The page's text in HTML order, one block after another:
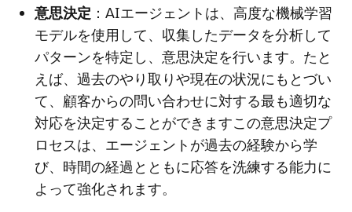
意思決定 ：AIエージェントは、高度な機械学習
モデルを使用して、収集したデータを分析して
パターンを特定し、意思決定を行います。たと
えば、過去のやり取りや現在の状況にもとづい
て、顧客からの問い合わせに対する最も適切な
対応を決定することができますこの意思決定プ
ロセスは、エージェントが過去の経験から学
び、時間の経過とともに応答を洗練する能力に
よって強化されます。